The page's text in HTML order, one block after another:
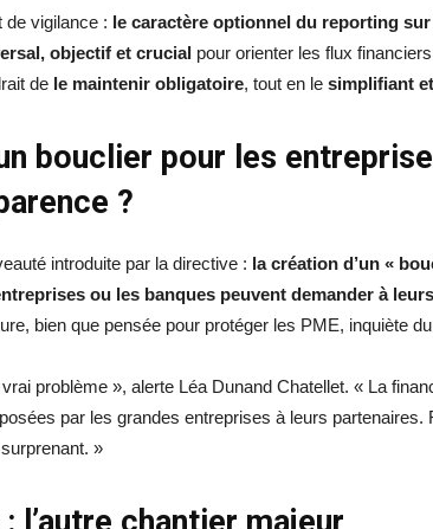
de vigilance : le caractère optionnel du reporting
objectif et crucial pour orienter les flux
de le maintenir obligatoire, tout en le simplifiant
bouclier pour les
?
introduite par la directive : la création d’un «
ou les banques peuvent demander à
bien que pensée pour protéger les PME, inquiète
vrai problème », alerte Léa Dunand Chatellet. « La
par les grandes entreprises à leurs
»